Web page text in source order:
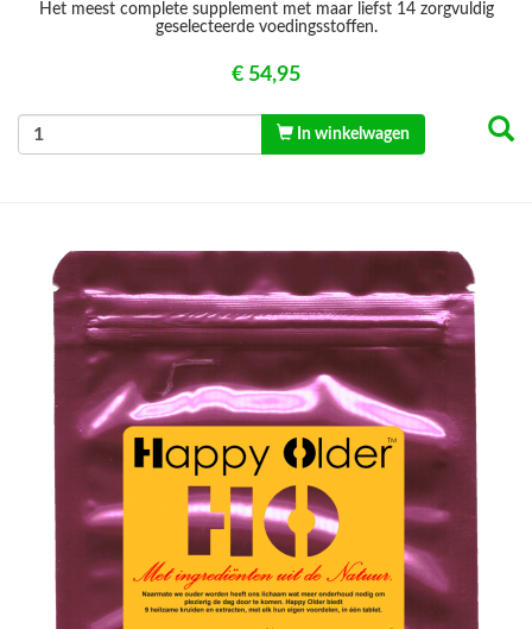
Het meest complete supplement met maar liefst 14 zorgvuldig
geselecteerde voedingsstoffen.
€ 54,95
In winkelwagen